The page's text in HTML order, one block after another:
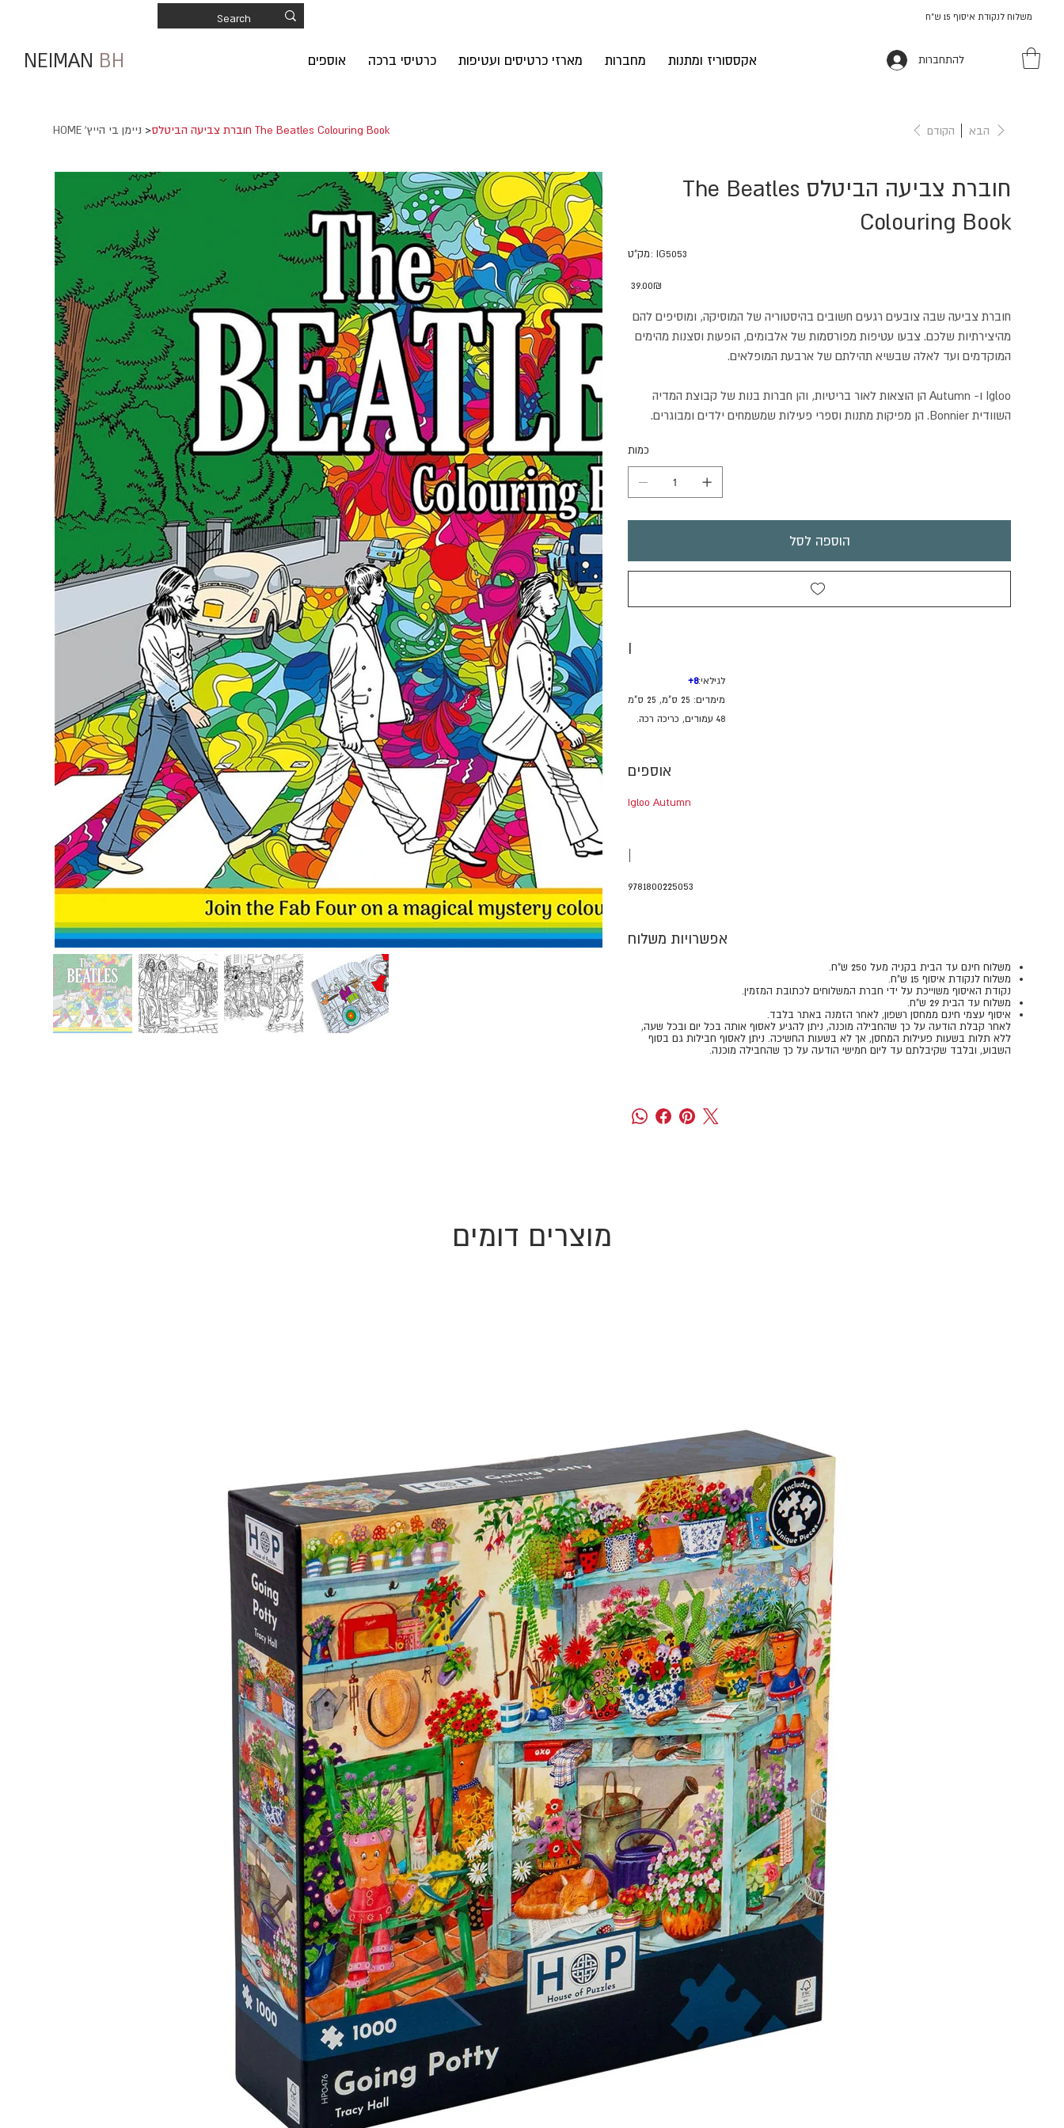
להתחברות אקססוריז ומתנות מחברות מארזי כרטיסים ועטיפות כרטיסי ברכה אוספים NEIMAN BH
משלוח לנקודת איסוף 15 ש"ח
HOME 'ניימן בי הייץ > חוברת צביעה הביטלס The Beatles Colouring Book הקודם הבא
חוברת צביעה הביטלס The Beatles
Colouring Book
מק"ט: מק"ט
IG5053
IG5053
‏39.00 ‏₪
חוברת צביעה שבה צובעים רגעים חשובים בהיסטוריה של המוסיקה, ומוסיפים להם
מהיצירתיות שלכם. צבעו עטיפות מפורסמות של אלבומים, הופעות וסצנות מהימים
המוקדמים ועד לאלה שבשיא תהילתם של ארבעת המופלאים.
Igloo ו- Autumn הן הוצאות לאור בריטיות, והן חברות בנות של קבוצת המדיה
השוודית Bonnier. הן מפיקות מתנות וספרי פעילות שמשמחים ילדים ומבוגרים.
כמות
הוספה לסל
לגילאי:8
+
מימדים: 25 ס"מ, 25 ס"מ
48 עמודים, כריכה רכה.
אוספים
Igloo Autumn
9781800225053
אפשרויות משלוח
משלוח חינם עד הבית בקניה מעל 250 ש"ח.
משלוח לנקודת איסוף 15 ש"ח.
נקודת האיסוף משוייכת על ידי חברת המשלוחים לכתובת המזמין.
משלוח עד הבית 29 ש"ח.
איסוף עצמי חינם ממחסן רשפון, לאחר הזמנה באתר בלבד.
​​​​​​​לאחר קבלת הודעה על כך שהחבילה מוכנה, ניתן להגיע לאסוף אותה בכל יום ובכל שעה,
ללא תלות בשעות פעילות המחסן, אך לא בשעות החשיכה. ניתן לאסוף חבילות גם בסוף
השבוע, ובלבד שקיבלתם עד ליום חמישי הודעה על כך שהחבילה מוכנה.
מוצרים דומים